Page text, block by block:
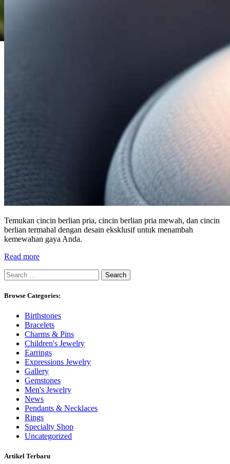
Temukan cincin berlian pria, cincin berlian pria mewah, dan cincin
berlian termahal dengan desain eksklusif untuk menambah
kemewahan gaya Anda.
Read more
Search
for:
Browse Categories:
Birthstones
Bracelets
Charms & Pins
Children's Jewelry
Earrings
Expressions Jewelry
Gallery
Gemstones
Men's Jewelry
News
Pendants & Necklaces
Rings
Specialty Shop
Uncategorized
Artikel Terbaru